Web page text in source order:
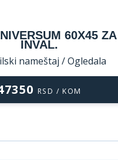
60X45 ZA
INVAL.
nameštaj / Ogledala
RSD / KOM